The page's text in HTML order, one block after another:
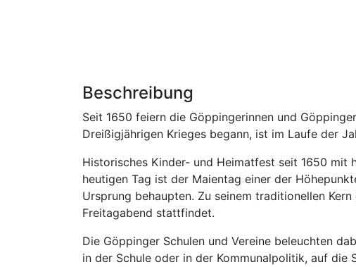
Beschreibung
Seit 1650 feiern die Göppingerinnen und
Dreißigjährigen Krieges begann, ist im Laufe der
Historisches Kinder- und Heimatfest seit 1650 mit
heutigen Tag ist der Maientag einer der
Ursprung behaupten. Zu seinem traditionellen
Freitagabend stattfindet.
Die Göppinger Schulen und Vereine beleuchten
in der Schule oder in der Kommunalpolitik, auf